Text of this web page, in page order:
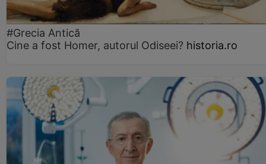
#Grecia Antică
Cine a fost Homer, autorul Odiseei? historia.ro